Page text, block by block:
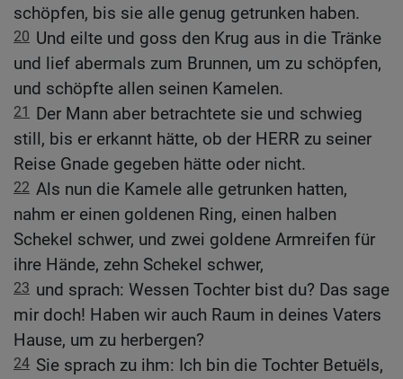
schöpfen, bis sie alle genug getrunken haben.
20 Und eilte und goss den Krug aus in die Tränke
und lief abermals zum Brunnen, um zu schöpfen,
und schöpfte allen seinen Kamelen.
21
Der Mann aber betrachtete sie und schwieg
still, bis er erkannt hätte, ob der HERR zu seiner
Reise Gnade gegeben hätte oder nicht.
22 Als nun die Kamele alle getrunken hatten,
nahm er einen goldenen Ring, einen halben
Schekel schwer, und zwei goldene Armreifen für
ihre Hände, zehn Schekel schwer,
23 und sprach: Wessen Tochter bist du? Das sage
mir doch! Haben wir auch Raum in deines Vaters
Hause, um zu herbergen?
24 Sie sprach zu ihm: Ich bin die Tochter Betuëls,